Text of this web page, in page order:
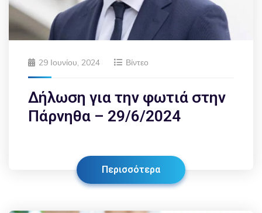
29 Ιουνίου, 2024 Βίντεο
Δήλωση για την φωτιά στην
Πάρνηθα – 29/6/2024
Περισσότερα